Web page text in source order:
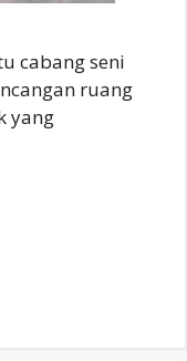
cabang seni
ruang
yang